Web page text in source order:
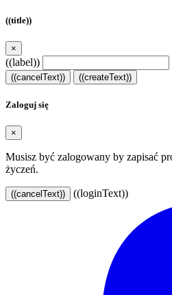
((title))
×
((label))
((cancelText)) ((createText))
Zaloguj się
×
Musisz być zalogowany by zapisać
życzeń.
((cancelText)) ((loginText))